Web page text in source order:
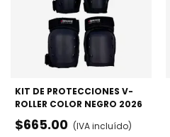
KIT DE PROTECCIONES V-
ROLLER COLOR NEGRO 2026
- RODILLERAS, CODERAS Y
MUÑEQUERAS
$665.00 (IVA incluído)